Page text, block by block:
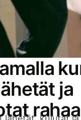
ja
rahaa